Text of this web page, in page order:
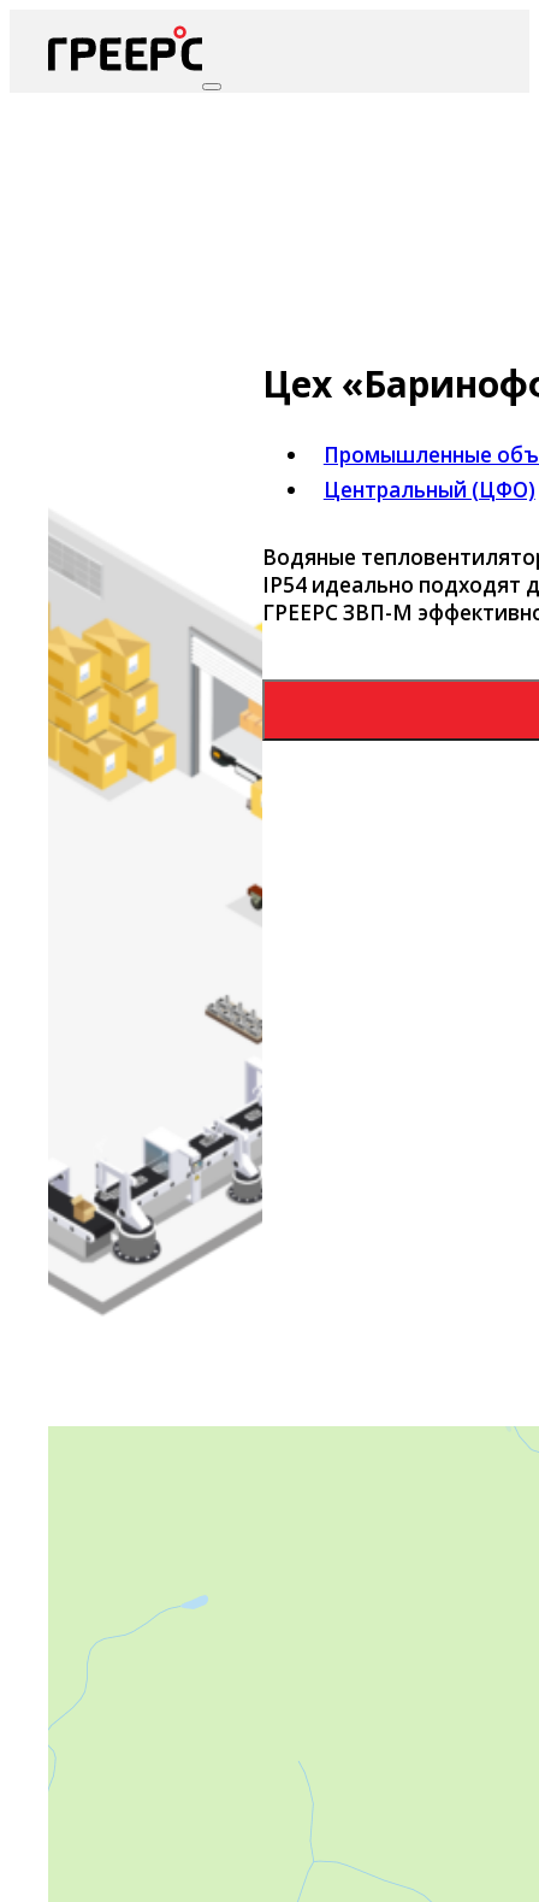
Цех
Промышленные
Центральный (ЦФО)
Водяные
IP54 идеально подходят
ГРЕЕРС ЗВП-М